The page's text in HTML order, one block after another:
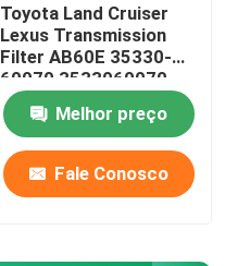
Toyota Land Cruiser
Lexus Transmission
Filter AB60E 35330-
60070 3533060070
Melhor preço
Fale Conosco